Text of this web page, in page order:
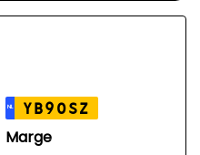
NL YB90SZ
Marge